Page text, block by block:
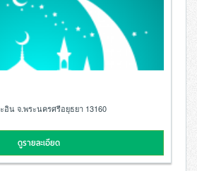
น จ.พระนครศรีอยุธยา 13160
ดูรายละเอียด